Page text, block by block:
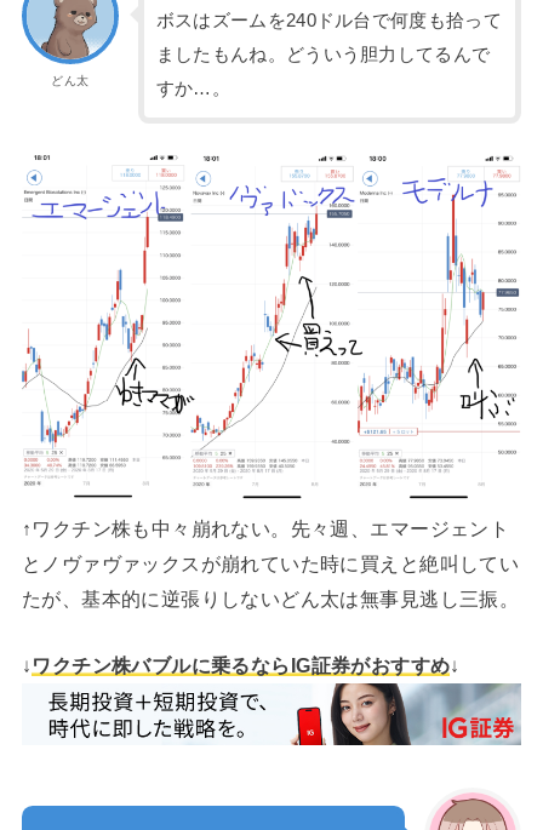
どん太
ボスはズームを240ドル台で何度も拾って
ましたもんね。どういう胆力してるんで
すか…。
↑ワクチン株も中々崩れない。先々週、エマージェント
とノヴァヴァックスが崩れていた時に買えと絶叫してい
たが、基本的に逆張りしないどん太は無事見逃し三振。
↓ ワクチン株バブルに乗るならIG証券がおすすめ↓